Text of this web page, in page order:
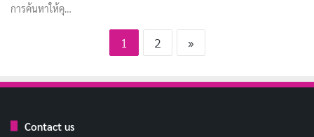
การค้นหาให้คุ…
1 2 »
Contact us